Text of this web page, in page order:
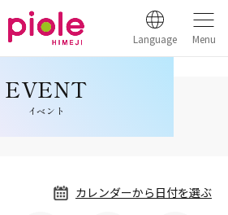
Language Menu
イベント
カレンダーから日付を選ぶ